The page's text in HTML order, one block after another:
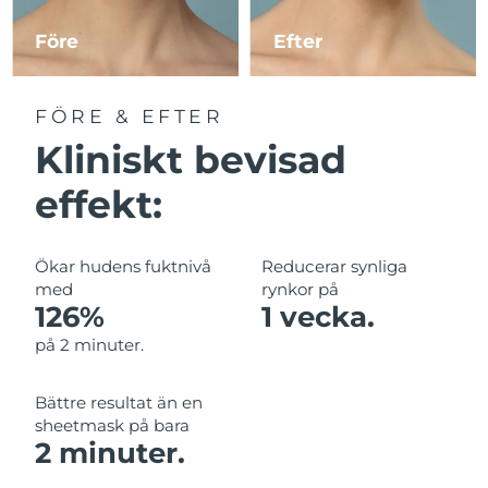
Före Efter
FÖRE & EFTER
Kliniskt bevisad
effekt:
Ökar hudens fuktnivå
med
126%
på 2 minuter.
Reducerar synliga
rynkor på
1 vecka.
Bättre resultat än en
sheetmask på bara
2 minuter.
Macao SAR Förväntad leverans 8/10/26
Malaysia
Malta Förväntad leverans
Mexiko
Monaco
Nederländerna Förväntad leverans
Nya Zeeland
Norge
Oman